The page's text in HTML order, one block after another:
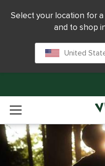
Select your location for
and to shop
United